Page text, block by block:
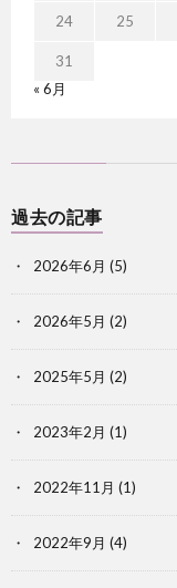
24 25
31
« 6月
過去の記事
2026年6月 (5)
2026年5月 (2)
2025年5月 (2)
2023年2月 (1)
2022年11月 (1)
2022年9月 (4)